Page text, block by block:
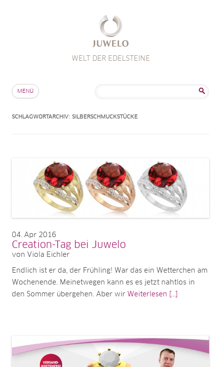
WELT DER EDELSTEINE
MENÜ
SCHLAGWORTARCHIV: SILBERSCHMUCKSTÜCKE
04 Apr 2016
Creation-Tag bei Juwelo
von Viola Eichler
Endlich ist er da, der Frühling! War das ein Wetterchen am
Wochenende. Meinetwegen kann es es jetzt nahtlos in
den Sommer übergehen. Aber wir Weiterlesen [...]